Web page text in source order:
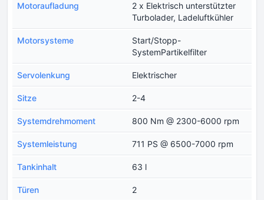
Motoraufladung
2 x Elektrisch unterstützter
Turbolader, Ladeluftkühler
Motorsysteme
Start/Stopp-
SystemPartikelfilter
Servolenkung Elektrischer
Sitze 2-4
Systemdrehmoment 800 Nm @ 2300-6000 rpm
Systemleistung 711 PS @ 6500-7000 rpm
Tankinhalt 63 l
Türen 2